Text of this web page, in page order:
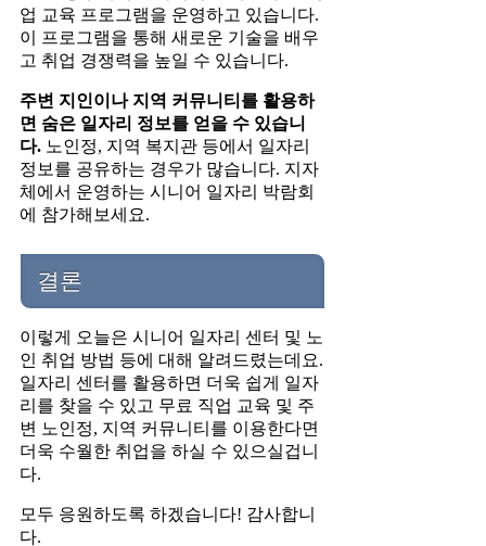
업 교육 프로그램을 운영하고 있습니다.
이 프로그램을 통해 새로운 기술을 배우
고 취업 경쟁력을 높일 수 있습니다.
주변 지인이나 지역 커뮤니티를 활용하
면 숨은 일자리 정보를 얻을 수 있습니
다. 노인정, 지역 복지관 등에서 일자리
정보를 공유하는 경우가 많습니다. 지자
체에서 운영하는 시니어 일자리 박람회
에 참가해보세요.
결론
이렇게 오늘은 시니어 일자리 센터 및 노
인 취업 방법 등에 대해 알려드렸는데요.
일자리 센터를 활용하면 더욱 쉽게 일자
리를 찾을 수 있고 무료 직업 교육 및 주
변 노인정, 지역 커뮤니티를 이용한다면
더욱 수월한 취업을 하실 수 있으실겁니
다.
모두 응원하도록 하겠습니다! 감사합니
다.